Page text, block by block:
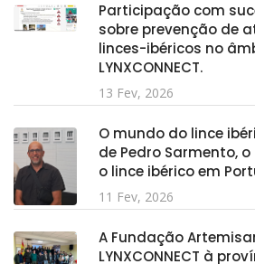
Participação com
sobre prevenção de
linces-ibéricos no
LYNXCONNECT.
13 Fev, 2026
O mundo do lince
de Pedro Sarmento,
o lince ibérico em
11 Fev, 2026
A Fundação
LYNXCONNECT à